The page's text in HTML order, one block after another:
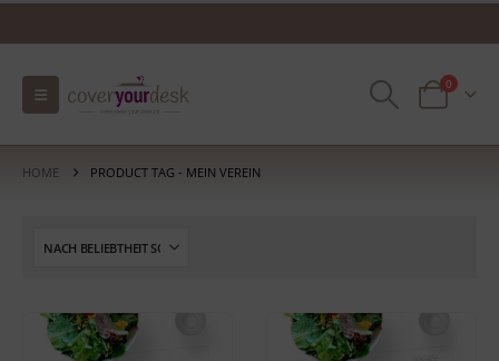
0
HOME PRODUCT TAG - MEIN VEREIN